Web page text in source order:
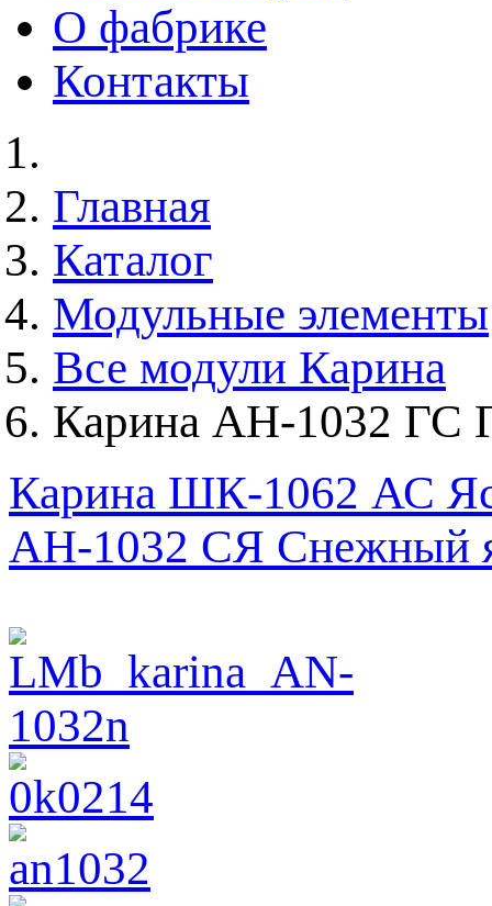
О фабрике
Контакты
Главная
Каталог
Модульные элементы
Все модули Карина
Карина АН-1032 ГС
Карина ШК-1062 АС
АН-1032 СЯ Снежный